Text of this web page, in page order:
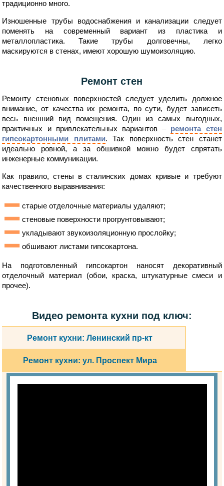
традиционно много.
Изношенные трубы водоснабжения и канализации следует
поменять на современный вариант из пластика и
металлопластика. Такие трубы долговечны, легко
маскируются в стенах, имеют хорошую шумоизоляцию.
Ремонт стен
Ремонту стеновых поверхностей следует уделить должное
внимание, от качества их ремонта, по сути, будет зависеть
весь внешний вид помещения. Один из самых выгодных,
практичных и привлекательных вариантов – ремонта стен
гипсокартонными плитами. Так поверхность стен станет
идеально ровной, а за обшивкой можно будет спрятать
инженерные коммуникации.
Как правило, стены в сталинских домах кривые и требуют
качественного выравнивания:
старые отделочные материалы удаляют;
стеновые поверхности прогрунтовывают;
укладывают звукоизоляционную прослойку;
обшивают листами гипсокартона.
На подготовленный гипсокартон наносят декоративный
отделочный материал (обои, краска, штукатурные смеси и
прочее).
Видео ремонта кухни под ключ:
Ремонт кухни: Ленинский пр-кт
Ремонт кухни: ул. Проспект Мира